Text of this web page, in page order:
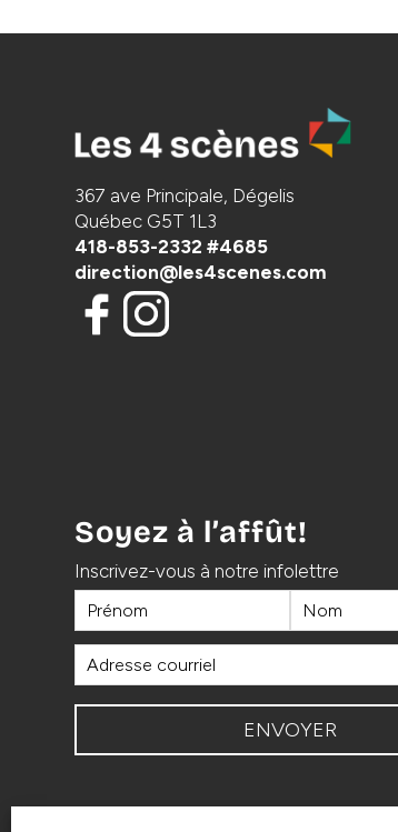
367 ave Principale, Dégelis
Québec G5T 1L3
418-853-2332 #4685
direction@les4scenes.com
Soyez à l’affût!
Inscrivez-vous à notre infolettre